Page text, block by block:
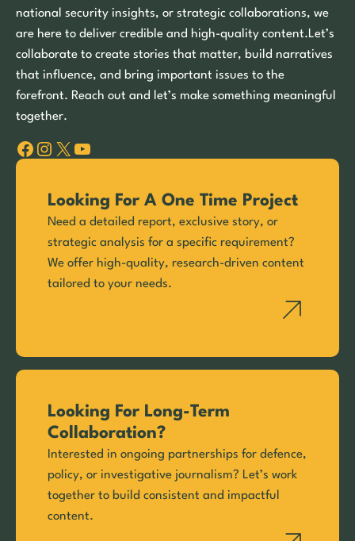
national security insights, or strategic collaborations, we
are here to deliver credible and high-quality content.Let’s
collaborate to create stories that matter, build narratives
that influence, and bring important issues to the
forefront. Reach out and let’s make something meaningful
together.
Facebook Instagram X YouTube
Looking For A One Time Project
Need a detailed report, exclusive story, or
strategic analysis for a specific requirement?
We offer high-quality, research-driven content
tailored to your needs.
Looking For Long-Term
Collaboration?
Interested in ongoing partnerships for defence,
policy, or investigative journalism? Let’s work
together to build consistent and impactful
content.